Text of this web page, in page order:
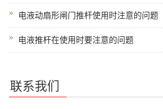
电液动扇形闸门推杆使用时注意的问题
电液推杆在使用时要注意的问题
联系我们